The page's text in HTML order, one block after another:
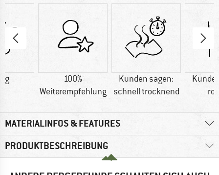
g
100%
Weiterempfehlung
Kunden sagen:
schnell trocknend
MATERIALINFOS & FEATURES
PRODUKTBESCHREIBUNG